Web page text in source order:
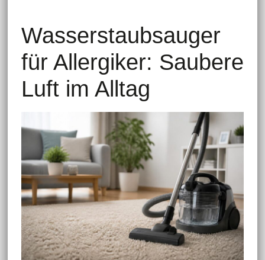
Wasserstaubsauger
für Allergiker: Saubere
Luft im Alltag